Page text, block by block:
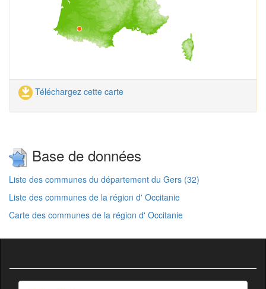
Téléchargez cette carte
Base de données
Liste des communes du département du Gers (32)
Liste des communes de la région d' Occitanie
Carte des communes de la région d' Occitanie